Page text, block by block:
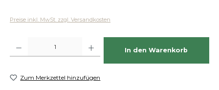
Preise inkl. MwSt. zzgl. Versandkosten
In den Warenkorb
Zum Merkzettel hinzufügen